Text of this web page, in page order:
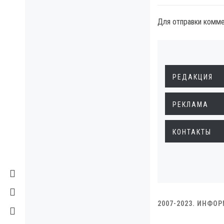
Для отправки
РЕДАКЦИЯ
РЕКЛАМА
КОНТАКТЫ
2007-2023.